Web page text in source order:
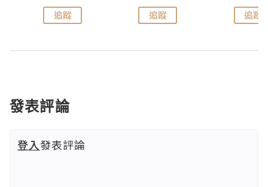
追蹤 追蹤 追蹤
發表評論
登入發表評論